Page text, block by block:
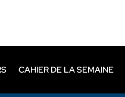
CAHIER DE LA SEMAINE